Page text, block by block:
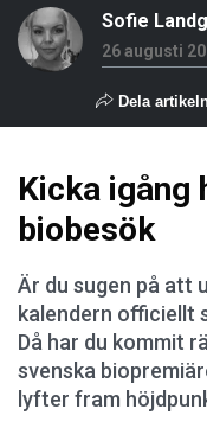
Sofie
26 augusti
Dela
Kicka igång
biobesök
Är du sugen på att
kalendern officiellt
Då har du kommit
svenska
lyfter fram